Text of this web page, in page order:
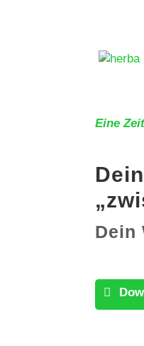
Eine
Dein